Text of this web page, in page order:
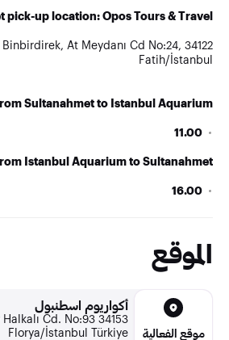
pick-up location: Opos Tours & Travel
At Meydanı Cd No:24, 34122
Fatih/İstanbul
Sultanahmet to Istanbul Aquarium
11.00
Istanbul Aquarium to Sultanahmet
16.00
الموقع
موقع الفعالية
أكواريوم اسطنبول
Cd. No:93 34153
Florya/İstanbul Türkiye